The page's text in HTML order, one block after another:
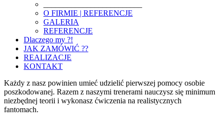
O FIRMIE | REFERENCJE
GALERIA
REFERENCJE
Dlaczego my ?!
JAK ZAMÓWIĆ ??
REALIZACJE
KONTAKT
Każdy z nasz powinien umieć udzielić pierwszej pomocy osobie
poszkodowanej. Razem z naszymi trenerami nauczysz się minimum
niezbędnej teorii i wykonasz ćwiczenia na realistycznych
fantomach.